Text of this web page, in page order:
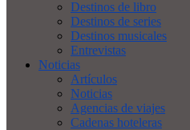
Destinos de libro
Destinos de series
Destinos musicales
Entrevistas
Noticias
Artículos
Noticias
Agencias de viajes
Cadenas hoteleras